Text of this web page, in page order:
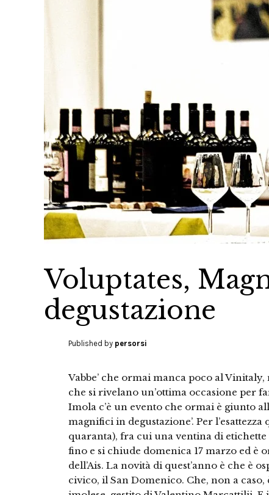
Voluptates,
degustazione
Published by persorsi
Vabbe’ che ormai manca poco al
che si rivelano un’ottima occasione per
Imola c’è un evento che ormai è giunto
magnifici in degustazione’. Per
quaranta), fra cui una ventina di
fino e si chiude domenica 17 marzo ed è
dell’Ais. La novità di quest’anno è che è
civico, il San Domenico. Che, non a